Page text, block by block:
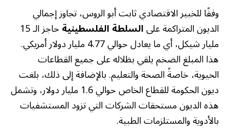
وفقًا للخبير الاقتصادي ثابت أبو الروس، تجاوز إجمالي
الديون المتراكمة علىالسلطة الفلسطينية حاجز الـ 15
مليار شيكل، أي ما يعادل حوالي 4.77 مليار دولار أمريكي.
هذا المبلغ الضخم يلقي بظلاله على جميع القطاعات
الحيوية، خاصةً الصحة والتعليم. بالإضافة إلى ذلك، بلغت
ديون الحكومة للقطاع الخاص حوالي 1.6 مليار دولار، وتشمل
هذه الديون مستحقات الشركات التي تزود المستشفيات
بالأدوية والمستلزمات الطبية.